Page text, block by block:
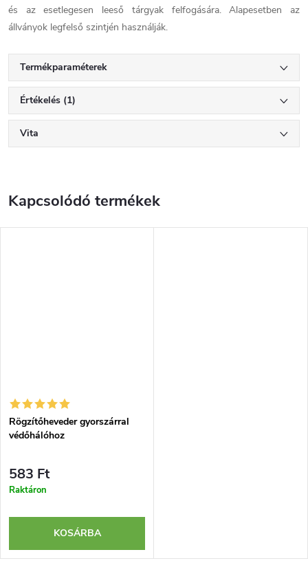
és az esetlegesen leeső tárgyak felfogására. Alapesetben az
állványok legfelső szintjén használják.
Termékparaméterek
Értékelés (1)
Vita
Kapcsolódó termékek
Rögzítőheveder gyorszárral
védőhálóhoz
583 Ft
Raktáron
KOSÁRBA